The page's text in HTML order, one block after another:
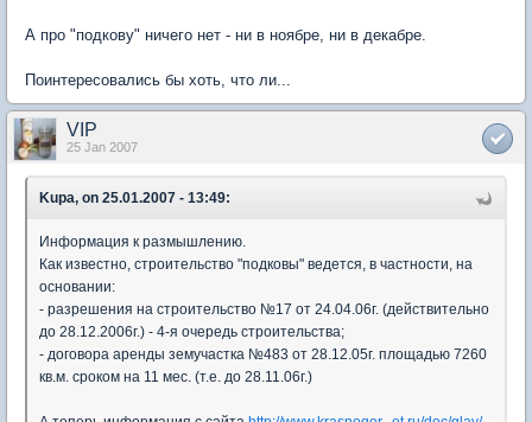
А про "подкову" ничего нет - ни в ноябре, ни в декабре.
Поинтересовались бы хоть, что ли...
VIP
25 Jan 2007
Kupa, on 25.01.2007 - 13:49:
Информация к размышлению.
Как известно, строительство "подковы" ведется, в частности, на
основании:
- разрешения на строительство №17 от 24.04.06г. (действительно
до 28.12.2006г.) - 4-я очередь строительства;
- договора аренды земучастка №483 от 28.12.05г. площадью 7260
кв.м. сроком на 11 мес. (т.е. до 28.11.06г.)